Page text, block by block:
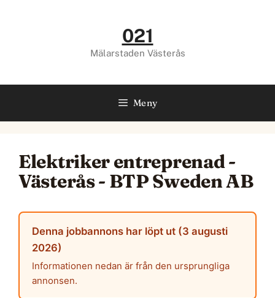
021
Mälarstaden Västerås
Meny
Elektriker entreprenad -
Västerås - BTP Sweden AB
Denna jobbannons har löpt ut (3 augusti
2026)
Informationen nedan är från den ursprungliga
annonsen.